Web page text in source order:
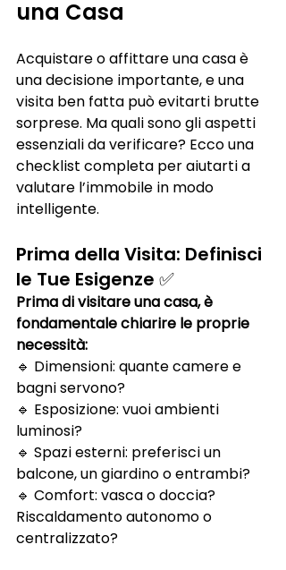
una Casa
Acquistare o affittare una casa è
una decisione importante, e una
visita ben fatta può evitarti brutte
sorprese. Ma quali sono gli aspetti
essenziali da verificare? Ecco una
checklist completa per aiutarti a
valutare l’immobile in modo
intelligente.
Prima della Visita: Definisci
le Tue Esigenze ✅
Prima di visitare una casa, è
fondamentale chiarire le proprie
necessità:
🔹 Dimensioni: quante camere e
bagni servono?
🔹 Esposizione: vuoi ambienti
luminosi?
🔹 Spazi esterni: preferisci un
balcone, un giardino o entrambi?
🔹 Comfort: vasca o doccia?
Riscaldamento autonomo o
centralizzato?